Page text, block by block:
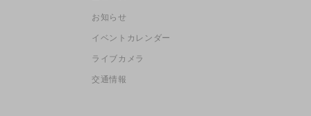
お知らせ
イベントカレンダー
ライブカメラ
交通情報